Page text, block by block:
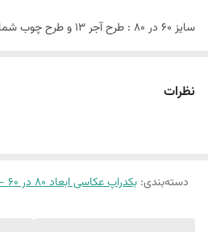
سایز ۶٠ در ٨٠ : طرح آجر 13 و طرح چوب شماره 30
نظرات
دسته‌بندی: بکدراپ عکاسی ابعاد 80 در 60 - نیروانا